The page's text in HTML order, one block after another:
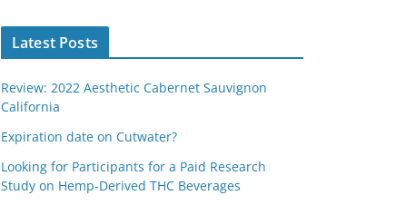
Latest Posts
Review: 2022 Aesthetic Cabernet Sauvignon
California
Expiration date on Cutwater?
Looking for Participants for a Paid Research
Study on Hemp-Derived THC Beverages